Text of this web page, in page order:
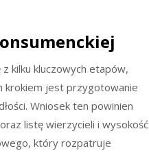
z kilku kluczowych etapów,
krokiem jest przygotowanie
Wniosek ten powinien
listę wierzycieli i wysokość
który rozpatruje